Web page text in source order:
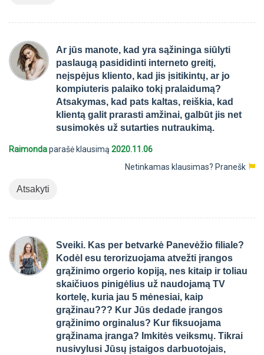
Ar jūs manote, kad yra sąžininga siūlyti
paslaugą pasididinti interneto greitį,
neįspėjus kliento, kad jis įsitikintų, ar jo
kompiuteris palaiko tokį pralaidumą?
Atsakymas, kad pats kaltas, reiškia, kad
klientą galit prarasti amžinai, galbūt jis net
susimokės už sutarties nutraukimą.
Raimondaparašė klausimą 2020.11.06
Netinkamas klausimas? Pranešk
Atsakyti
Sveiki. Kas per betvarkė Panevėžio filiale?
Kodėl esu terorizuojama atvežti įrangos
grąžinimo orgerio kopiją, nes kitaip ir toliau
skaičiuos pinigėlius už naudojamą TV
kortelę, kuria jau 5 mėnesiai, kaip
grąžinau??? Kur Jūs dedade įrangos
grąžinimo orginalus? Kur fiksuojama
grąžinama įranga? Imkitės veiksmų. Tikrai
nusivylusi Jūsų įstaigos darbuotojais,